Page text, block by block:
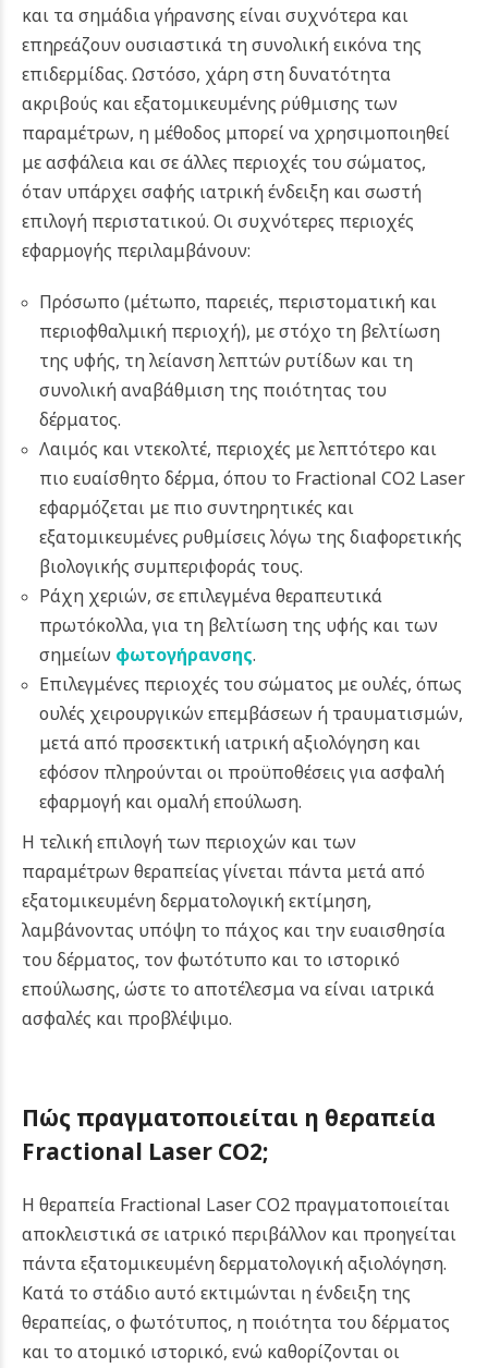
και τα σημάδια γήρανσης είναι συχνότερα και
επηρεάζουν ουσιαστικά τη συνολική εικόνα της
επιδερμίδας. Ωστόσο, χάρη στη δυνατότητα
ακριβούς και εξατομικευμένης ρύθμισης των
παραμέτρων, η μέθοδος μπορεί να χρησιμοποιηθεί
με ασφάλεια και σε άλλες περιοχές του σώματος,
όταν υπάρχει σαφής ιατρική ένδειξη και σωστή
επιλογή περιστατικού. Οι συχνότερες περιοχές
εφαρμογής περιλαμβάνουν:
Πρόσωπο (μέτωπο, παρειές, περιστοματική και
περιοφθαλμική περιοχή), με στόχο τη βελτίωση
της υφής, τη λείανση λεπτών ρυτίδων και τη
συνολική αναβάθμιση της ποιότητας του
δέρματος.
Λαιμός και ντεκολτέ, περιοχές με λεπτότερο και
πιο ευαίσθητο δέρμα, όπου το Fractional CO2 Laser
εφαρμόζεται με πιο συντηρητικές και
εξατομικευμένες ρυθμίσεις λόγω της διαφορετικής
βιολογικής συμπεριφοράς τους.
Ράχη χεριών, σε επιλεγμένα θεραπευτικά
πρωτόκολλα, για τη βελτίωση της υφής και των
σημείων φωτογήρανσης.
Επιλεγμένες περιοχές του σώματος με ουλές, όπως
ουλές χειρουργικών επεμβάσεων ή τραυματισμών,
μετά από προσεκτική ιατρική αξιολόγηση και
εφόσον πληρούνται οι προϋποθέσεις για ασφαλή
εφαρμογή και ομαλή επούλωση.
Η τελική επιλογή των περιοχών και των
παραμέτρων θεραπείας γίνεται πάντα μετά από
εξατομικευμένη δερματολογική εκτίμηση,
λαμβάνοντας υπόψη το πάχος και την ευαισθησία
του δέρματος, τον φωτότυπο και το ιστορικό
επούλωσης, ώστε το αποτέλεσμα να είναι ιατρικά
ασφαλές και προβλέψιμο.
Πώς πραγματοποιείται η θεραπεία
Fractional Laser CO2;
Η θεραπεία Fractional Laser CO2 πραγματοποιείται
αποκλειστικά σε ιατρικό περιβάλλον και προηγείται
πάντα εξατομικευμένη δερματολογική αξιολόγηση.
Κατά το στάδιο αυτό εκτιμώνται η ένδειξη της
θεραπείας, ο φωτότυπος, η ποιότητα του δέρματος
και το ατομικό ιστορικό, ενώ καθορίζονται οι